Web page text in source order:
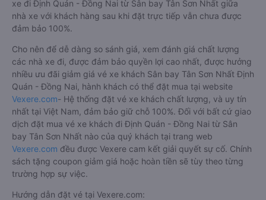
xe đi Định Quán - Đồng Nai từ Sân bay Tân Sơn Nhất giữa
nhà xe với khách hàng sau khi đặt trực tiếp vẫn chưa được
đảm bảo 100%.
Cho nên để dễ dàng so sánh giá, xem đánh giá chất lượng
các nhà xe đi, được đảm bảo quyền lợi cao nhất, được hưởng
nhiều ưu đãi giảm giá vé xe khách Sân bay Tân Sơn Nhất Định
Quán - Đồng Nai, hành khách có thể đặt mua tại website
Vexere.com- Hệ thống đặt vé xe khách chất lượng, và uy tín
nhất tại Việt Nam, đảm bảo giữ chỗ 100%. Đối với bất cứ giao
dịch đặt mua vé xe khách đi Định Quán - Đồng Nai từ Sân
bay Tân Sơn Nhất nào của quý khách tại trang web
Vexere.com đều được Vexere cam kết giải quyết sự cố. Chính
sách tặng coupon giảm giá hoặc hoàn tiền sẽ tùy theo từng
trường hợp sự việc.
Hướng dẫn đặt vé tại Vexere.com: